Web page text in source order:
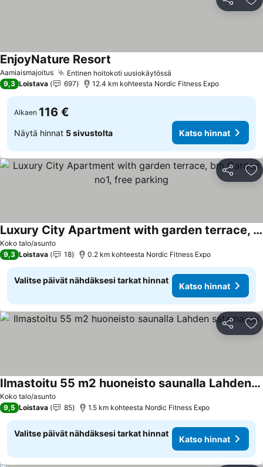
Jaa
Aamiaismajoitus Entinen hoitokoti uusiokäytössä
EnjoyNature Resort
9,3 Loistava 697 12.4 km kohteesta Nordic Fitness Expo
Alkaen 116 €
Näytä hinnat 5 sivustolta Katso hinnat
Jaa
Koko talo/asunto
Luxury City Apartment with garden terrace, bm Garden no1, free parking
9,3 Loistava 18 0.2 km kohteesta Nordic Fitness Expo
Valitse päivät nähdäksesi tarkat hinnat
Katso hinnat
Jaa
Koko talo/asunto
Ilmastoitu 55 m2 huoneisto saunalla Lahden satamassa
9,5 Loistava 85 1.5 km kohteesta Nordic Fitness Expo
Valitse päivät nähdäksesi tarkat hinnat
Katso hinnat